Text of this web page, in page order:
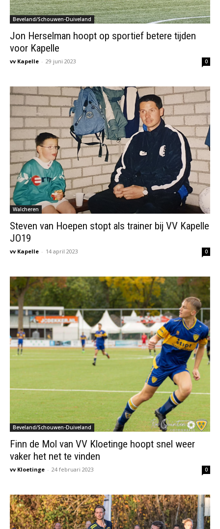
Beveland/Schouwen-Duiveland
Jon Herselman hoopt op sportief betere tijden
voor Kapelle
vv Kapelle - 29 juni 2023 0
Walcheren
Steven van Hoepen stopt als trainer bij VV Kapelle
JO19
vv Kapelle - 14 april 2023 0
Beveland/Schouwen-Duiveland
Finn de Mol van VV Kloetinge hoopt snel weer
vaker het net te vinden
vv Kloetinge - 24 februari 2023 0